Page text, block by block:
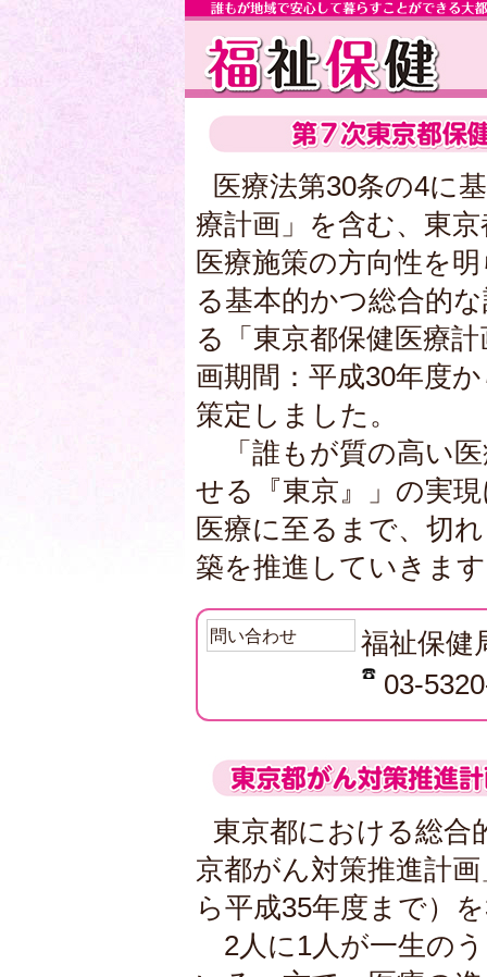
医療法第30条の4に
療計画」を含む、東
医療施策の方向性を
る基本的かつ総合的
る「東京都保健医療
画期間：平成30年度
策定しました。
「誰もが質の高い
せる『東京』」の実
医療に至るまで、切
築を推進していきま
問い合わせ
福祉保健
03-
東京都における総合
京都がん対策推進計
ら平成35年度まで）
2人に1人が一生の